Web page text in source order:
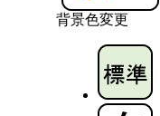
背景色変更